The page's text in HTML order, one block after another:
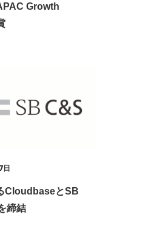
Growth
日
CloudbaseとSB
締結